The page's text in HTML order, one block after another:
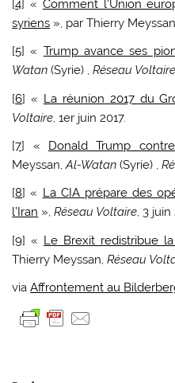
[4 ] « Comment l’Union
syriens », par Thierry
[5] « Trump avance ses
Watan (Syrie) ,Réseau Voltaire
[6] « La réunion 2017 du
Voltaire , 1er juin 2017.
[7] « Donald Trump
Meyssan,Al-Watan (Syrie) ,
[8] « La CIA prépare des
l’Iran »,Réseau Voltaire, 3 juin
[9] « Le Brexit redistribue
Thierry Meyssan,Réseau
viaAffrontement au